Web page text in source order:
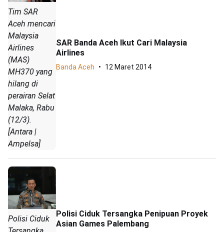
Tim SAR
Aceh mencari
Malaysia
Airlines
(MAS)
MH370 yang
hilang di
perairan Selat
Malaka, Rabu
(12/3).
[Antara |
Ampelsa]
SAR Banda Aceh Ikut Cari Malaysia
Airlines
Banda Aceh 12 Maret 2014
Polisi Ciduk
Polisi Ciduk Tersangka Penipuan Proyek
Asian Games Palembang